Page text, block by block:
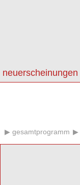
neuerscheinungen
gesamtprogramm